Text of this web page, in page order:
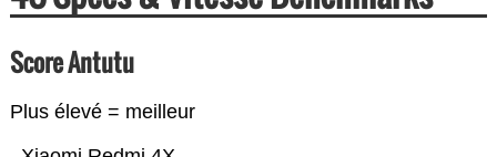
Score Antutu
Plus élevé = meilleur